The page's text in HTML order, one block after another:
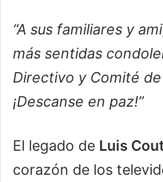
“A sus familiares y
más sentidas
Directivo y Comité
¡Descanse en paz!”
El legado de Luis
corazón de los